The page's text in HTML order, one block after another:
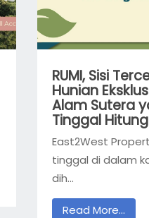
RUMI, Sisi
Hunian
Alam Sutera
Tinggal
East2West
tinggal di dalam
dih...
Read More...